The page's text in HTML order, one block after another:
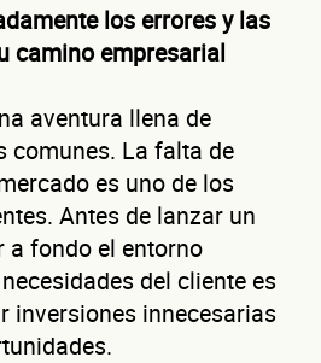
los errores y las
camino empresarial
aventura llena de
comunes. La falta de
es uno de los
Antes de lanzar un
a fondo el entorno
del cliente es
inversiones innecesarias
al año?
línea de crédito correcta para tu negocio.